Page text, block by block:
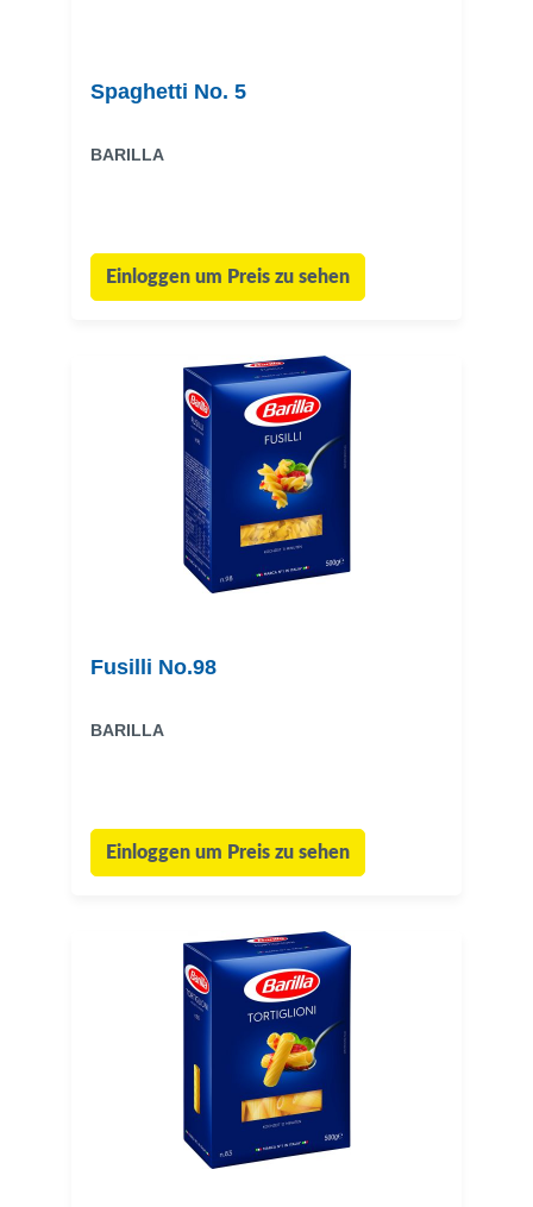
Spaghetti No. 5
BARILLA
Einloggen um Preis zu sehen
Fusilli No.98
BARILLA
Einloggen um Preis zu sehen